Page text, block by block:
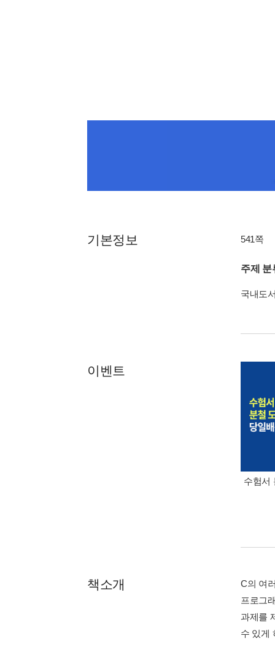
기본정보 541쪽
주제 분
국내도
이벤트
수험서
책소개
C의 여
프로그
과제를
수 있게